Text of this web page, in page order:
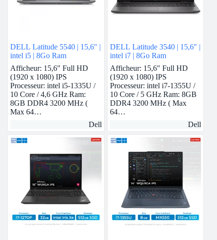
DELL Latitude 5540 | 15,6″ |
intel i5 | 8Go Ram
Afficheur: 15,6″ Full HD
(1920 x 1080) IPS
Processeur: intel i5-1335U /
10 Core / 4,6 GHz Ram:
8GB DDR4 3200 MHz (
Max 64…
Dell
DELL Latitude 3540 | 15,6″ |
intel i7 | 8Go Ram
Afficheur: 15,6″ Full HD
(1920 x 1080) IPS
Processeur: intel i7-1355U /
10 Core / 5 GHz Ram: 8GB
DDR4 3200 MHz ( Max
64…
Dell